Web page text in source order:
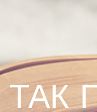
ТАК